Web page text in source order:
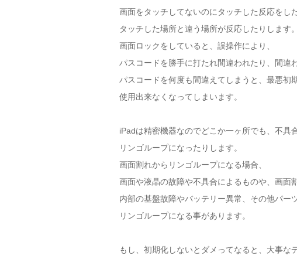
画面をタッチしてないのにタッチした反応をした
タッチした場所と違う場所が反応したりします。
画面ロックをしていると、誤操作により、
パスコードを勝手に打たれ間違われたり、間違
パスコードを何度も間違えてしまうと、最悪初
使用出来なくなってしまいます。
iPadは精密機器なのでどこか一ヶ所でも、不具
リンゴループになったりします。
画面割れからリンゴループになる場合、
画面や液晶の故障や不具合によるものや、画面
内部の基盤故障やバッテリー異常、その他パー
リンゴループになる事があります。
もし、初期化しないとダメってなると、大事な